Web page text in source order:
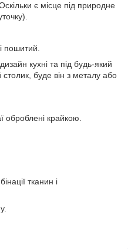
є місце під природне
пошитий.
кухні та під будь-який
буде він з металу або
оброблені крайкою.
тканин і